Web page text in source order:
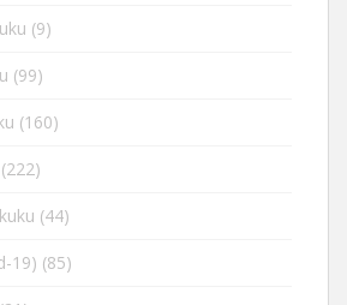
(9)
(99)
(160)
(222)
(44)
19) (85)